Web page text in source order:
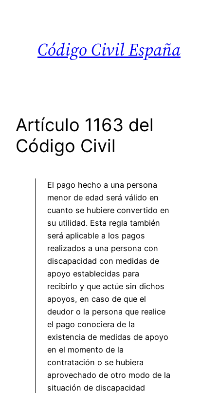
Código Civil España
Artículo 1163 del
Código Civil
El pago hecho a una persona
menor de edad será válido en
cuanto se hubiere convertido en
su utilidad. Esta regla también
será aplicable a los pagos
realizados a una persona con
discapacidad con medidas de
apoyo establecidas para
recibirlo y que actúe sin dichos
apoyos, en caso de que el
deudor o la persona que realice
el pago conociera de la
existencia de medidas de apoyo
en el momento de la
contratación o se hubiera
aprovechado de otro modo de la
situación de discapacidad